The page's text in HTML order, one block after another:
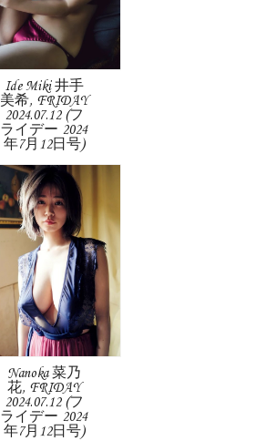
Ide Miki 井手
美希, FRIDAY
2024.07.12 (フ
ライデー 2024
年7月12日号)
Nanoka 菜乃
花, FRIDAY
2024.07.12 (フ
ライデー 2024
年7月12日号)